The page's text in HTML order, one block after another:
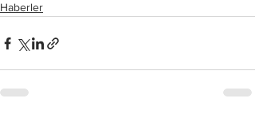
Haberler